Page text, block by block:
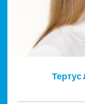
Тертус